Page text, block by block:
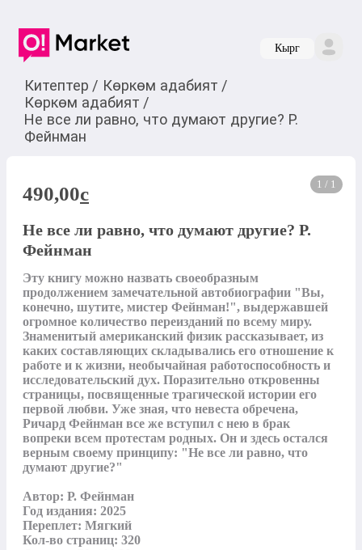
Кырг
Китептер / Көркөм адабият /
Көркөм адабият /
Не все ли равно, что думают другие? Р.
Фейнман
1 / 1
490,00c
Не все ли равно, что думают другие? Р.
Фейнман
Эту книгу можно назвать своеобразным
продолжением замечательной автобиографии "Вы,
конечно, шутите, мистер Фейнман!", выдержавшей
огромное количество переизданий по всему миру.
Знаменитый американский физик рассказывает, из
каких составляющих складывались его отношение к
работе и к жизни, необычайная работоспособность и
исследовательский дух. Поразительно откровенны
страницы, посвященные трагической истории его
первой любви. Уже зная, что невеста обречена,
Ричард Фейнман все же вступил с нею в брак
вопреки всем протестам родных. Он и здесь остался
верным своему принципу: "Не все ли равно, что
думают другие?"
Aвтор: Р. Фейнман
Год издания: 2025
Переплет: Мягкий
Кол-во страниц: 320